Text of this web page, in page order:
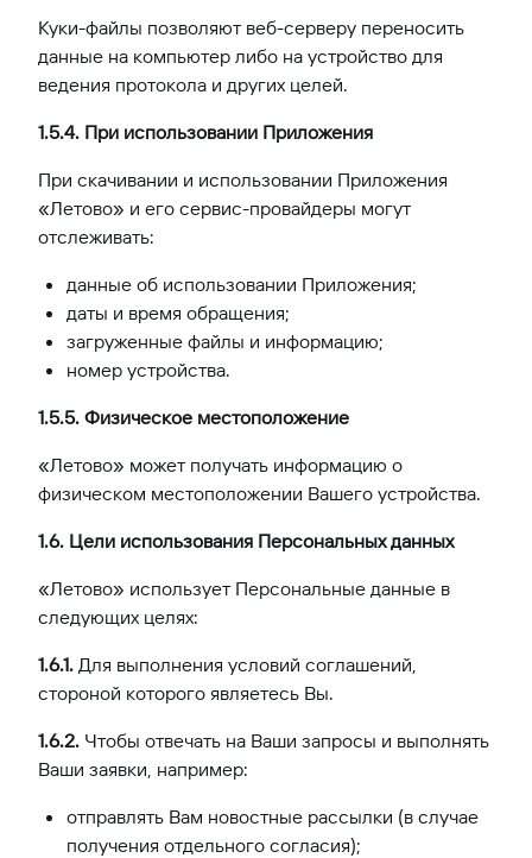
Куки-файлы позволяют веб-серверу переносить
данные на компьютер либо на устройство для
ведения протокола и других целей.
1.5.4. При использовании Приложения
При скачивании и использовании Приложения
«Летово» и его сервис-провайдеры могут
отслеживать:
данные об использовании Приложения;
даты и время обращения;
загруженные файлы и информацию;
номер устройства.
1.5.5. Физическое местоположение
«Летово» может получать информацию о
физическом местоположении Вашего устройства.
1.6. Цели использования Персональных данных
«Летово» использует Персональные данные в
следующих целях:
1.6.1. Для выполнения условий соглашений,
стороной которого являетесь Вы.
1.6.2. Чтобы отвечать на Ваши запросы и выполнять
Ваши заявки, например:
отправлять Вам новостные рассылки (в случае
получения отдельного согласия);